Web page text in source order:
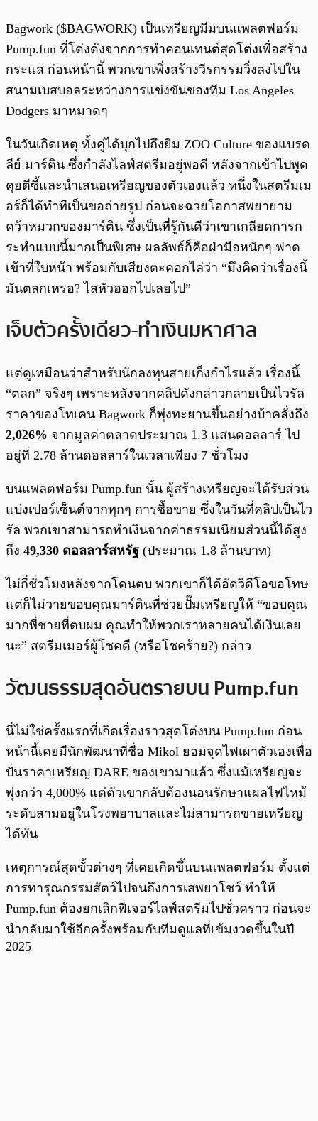
Bagwork ($BAGWORK) เป็นเหรียญมีมบนแพลตฟอร์ม
Pump.fun ที่โด่งดังจากการทำคอนเทนต์สุดโต่งเพื่อสร้าง
กระแส ก่อนหน้านี้ พวกเขาเพิ่งสร้างวีรกรรมวิ่งลงไปใน
สนามเบสบอลระหว่างการแข่งขันของทีม Los Angeles
Dodgers มาหมาดๆ
ในวันเกิดเหตุ ทั้งคู่ได้บุกไปถึงยิม ZOO Culture ของแบรด
ลีย์ มาร์ติน ซึ่งกำลังไลฟ์สตรีมอยู่พอดี หลังจากเข้าไปพูด
คุยตีซี้และนำเสนอเหรียญของตัวเองแล้ว หนึ่งในสตรีมเม
อร์ก็ได้ทำทีเป็นขอถ่ายรูป ก่อนจะฉวยโอกาสพยายาม
คว้าหมวกของมาร์ติน ซึ่งเป็นที่รู้กันดีว่าเขาเกลียดการก
ระทำแบบนี้มากเป็นพิเศษ ผลลัพธ์ก็คือฝ่ามือหนักๆ ฟาด
เข้าที่ใบหน้า พร้อมกับเสียงตะคอกไล่ว่า “มึงคิดว่าเรื่องนี้
มันตลกเหรอ? ไสหัวออกไปเลยไป”
เจ็บตัวครั้งเดียว-ทำเงินมหาศาล
แต่ดูเหมือนว่าสำหรับนักลงทุนสายเก็งกำไรแล้ว เรื่องนี้
“ตลก” จริงๆ เพราะหลังจากคลิปดังกล่าวกลายเป็นไวรัล
ราคาของโทเคน Bagwork ก็พุ่งทะยานขึ้นอย่างบ้าคลั่งถึง
2,026% จากมูลค่าตลาดประมาณ 1.3 แสนดอลลาร์ ไป
อยู่ที่ 2.78 ล้านดอลลาร์ในเวลาเพียง 7 ชั่วโมง
บนแพลตฟอร์ม Pump.fun นั้น ผู้สร้างเหรียญจะได้รับส่วน
แบ่งเปอร์เซ็นต์จากทุกๆ การซื้อขาย ซึ่งในวันที่คลิปเป็นไว
รัล พวกเขาสามารถทำเงินจากค่าธรรมเนียมส่วนนี้ได้สูง
ถึง 49,330 ดอลลาร์สหรัฐ (ประมาณ 1.8 ล้านบาท)
ไม่กี่ชั่วโมงหลังจากโดนตบ พวกเขาก็ได้อัดวิดีโอขอโทษ
แต่ก็ไม่วายขอบคุณมาร์ตินที่ช่วยปั๊มเหรียญให้ “ขอบคุณ
มากพี่ชายที่ตบผม คุณทำให้พวกเราหลายคนได้เงินเลย
นะ” สตรีมเมอร์ผู้โชคดี (หรือโชคร้าย?) กล่าว
วัฒนธรรมสุดอันตรายบน Pump.fun
นี่ไม่ใช่ครั้งแรกที่เกิดเรื่องราวสุดโต่งบน Pump.fun ก่อน
หน้านี้เคยมีนักพัฒนาที่ชื่อ Mikol ยอมจุดไฟเผาตัวเองเพื่อ
ปั่นราคาเหรียญ DARE ของเขามาแล้ว ซึ่งแม้เหรียญจะ
พุ่งกว่า 4,000% แต่ตัวเขากลับต้องนอนรักษาแผลไฟไหม้
ระดับสามอยู่ในโรงพยาบาลและไม่สามารถขายเหรียญ
ได้ทัน
เหตุการณ์สุดขั้วต่างๆ ที่เคยเกิดขึ้นบนแพลตฟอร์ม ตั้งแต่
การทารุณกรรมสัตว์ไปจนถึงการเสพยาโชว์ ทำให้
Pump.fun ต้องยกเลิกฟีเจอร์ไลฟ์สตรีมไปชั่วคราว ก่อนจะ
นำกลับมาใช้อีกครั้งพร้อมกับทีมดูแลที่เข้มงวดขึ้นในปี
2025